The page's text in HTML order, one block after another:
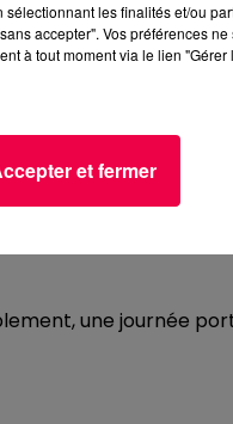
Coordinateur en
une journée
les finalités et/ou
accepter". Vos préférences
à tout moment via le lien
et fermer